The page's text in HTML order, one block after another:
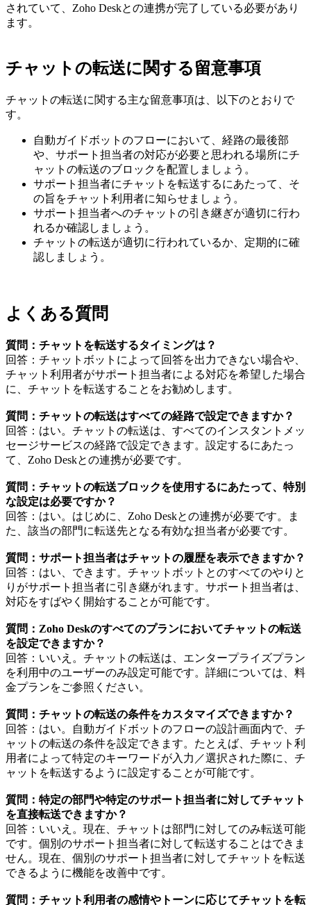
されていて、Zoho Deskとの連携が完了している必要があり
ます。
チャットの転送に関する留意事項
チャットの転送に関する主な留意事項は、以下のとおりで
す。
自動ガイドボットのフローにおいて、経路の最後部
や、サポート担当者の対応が必要と思われる場所にチ
ャットの転送のブロックを配置しましょう。
サポート担当者にチャットを転送するにあたって、そ
の旨をチャット利用者に知らせましょう。
サポート担当者へのチャットの引き継ぎが適切に行わ
れるか確認しましょう。
チャットの転送が適切に行われているか、定期的に確
認しましょう。
よくある質問
質問：チャットを転送するタイミングは？
回答：チャットボットによって回答を出力できない場合や、
チャット利用者がサポート担当者による対応を希望した場合
に、チャットを転送することをお勧めします。
質問：チャットの転送はすべての経路で設定できますか？
回答：はい。チャットの転送は、すべてのインスタントメッ
セージサービスの経路で設定できます。設定するにあたっ
て、Zoho Deskとの連携が必要です。
質問：チャットの転送ブロックを使用するにあたって、特別
な設定は必要ですか？
回答：はい。はじめに、Zoho Deskとの連携が必要です。ま
た、該当の部門に転送先となる有効な担当者が必要です。
質問：サポート担当者はチャットの履歴を表示できますか？
回答：はい、できます。チャットボットとのすべてのやりと
りがサポート担当者に引き継がれます。サポート担当者は、
対応をすばやく開始することが可能です。
質問：Zoho Deskのすべてのプランにおいてチャットの転送
を設定できますか？
回答：いいえ。チャットの転送は、エンタープライズプラン
を利用中のユーザーのみ設定可能です。詳細については、料
金プランをご参照ください。
質問：チャットの転送の条件をカスタマイズできますか？
回答：はい。自動ガイドボットのフローの設計画面内で、チ
ャットの転送の条件を設定できます。たとえば、チャット利
用者によって特定のキーワードが入力／選択された際に、チ
ャットを転送するように設定することが可能です。
質問：特定の部門や特定のサポート担当者に対してチャット
を直接転送できますか？
回答：いいえ。現在、チャットは部門に対してのみ転送可能
です。個別のサポート担当者に対して転送することはできま
せん。現在、個別のサポート担当者に対してチャットを転送
できるように機能を改善中です。
質問：チャット利用者の感情やトーンに応じてチャットを転